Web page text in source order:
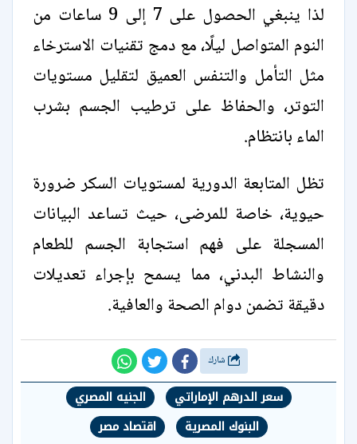
لذا ينبغي الحصول على 7 إلى 9 ساعات من
النوم المتواصل ليلًا، مع دمج تقنيات الاسترخاء
مثل التأمل والتنفس العميق لتقليل مستويات
التوتر، والحفاظ على ترطيب الجسم بشرب
الماء بانتظام.
تظل المتابعة الدورية لمستويات السكر ضرورة
حيوية، خاصة للمرضى، حيث تساعد البيانات
المسجلة على فهم استجابة الجسم للطعام
والنشاط البدني، مما يسمح بإجراء تعديلات
دقيقة تضمن دوام الصحة والعافية.
سعر الدرهم الإماراتي
الجنيه المصري
البنوك المصرية
اقتصاد مصر